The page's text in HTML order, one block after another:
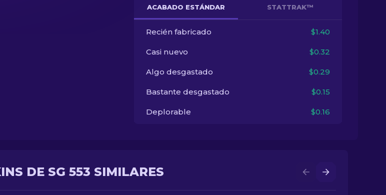
ACABADO ESTÁNDAR STATTRAK™
Recién fabricado $1.40
Casi nuevo $0.32
Algo desgastado $0.29
Bastante desgastado $0.15
Deplorable $0.16
DE SG 553 SIMILARES